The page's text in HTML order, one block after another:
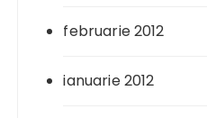
februarie 2012
ianuarie 2012